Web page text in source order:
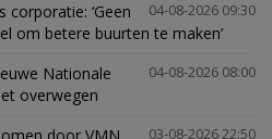
04-08-2026 09:30
‘Geen
om betere buurten te maken’
04-08-2026 08:00
Nationale
overwegen
03-08-2026 22:50